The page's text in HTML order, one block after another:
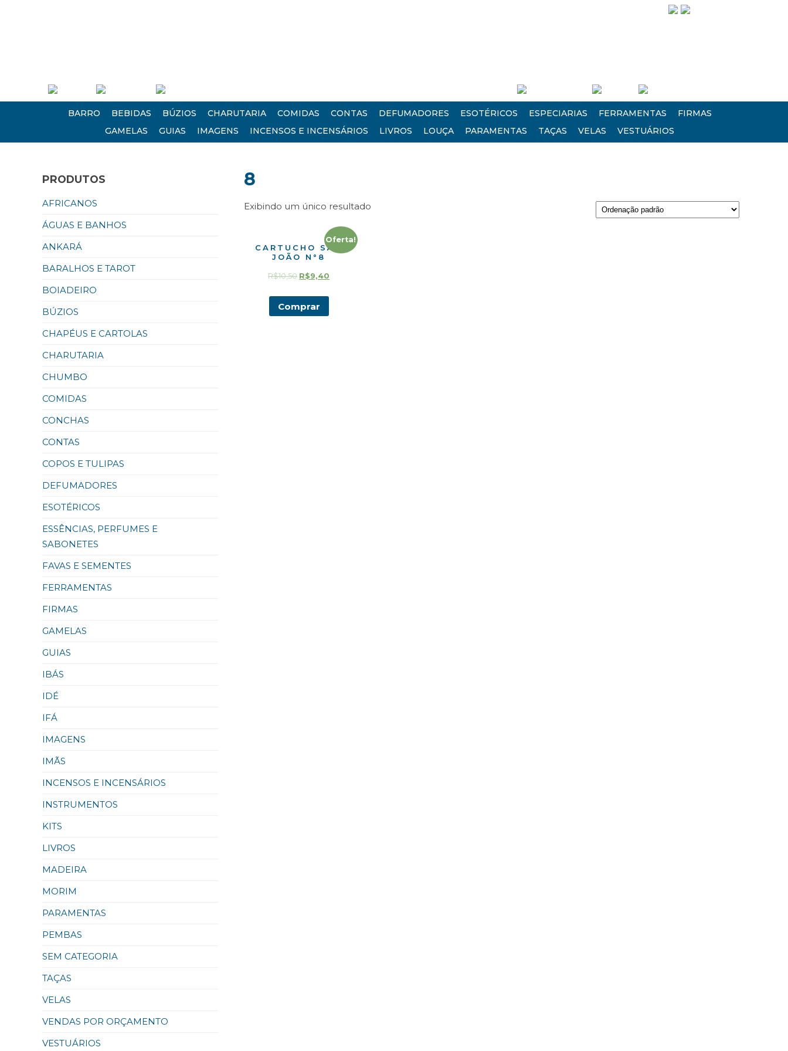
BARRO BEBIDAS BÚZIOS CHARUTARIA COMIDAS CONTAS DEFUMADORES ESOTÉRICOS ESPECIARIAS FERRAMENTAS
FIRMAS
GAMELAS
GUIAS IMAGENS INCENSOS E INCENSÁRIOS LIVROS LOUÇA PARAMENTAS TAÇAS VELAS VESTUÁRIOS
PRODUTOS
AFRICANOS
ÁGUAS E BANHOS
ANKARÁ
BARALHOS E TAROT
BOIADEIRO
BÚZIOS
CHAPÉUS E CARTOLAS
CHARUTARIA
CHUMBO
COMIDAS
CONCHAS
CONTAS
COPOS E TULIPAS
DEFUMADORES
ESOTÉRICOS
ESSÊNCIAS, PERFUMES E
SABONETES
FAVAS E SEMENTES
FERRAMENTAS
FIRMAS
GAMELAS
GUIAS
IBÁS
IDÉ
IFÁ
IMAGENS
IMÃS
INCENSOS E INCENSÁRIOS
INSTRUMENTOS
KITS
LIVROS
MADEIRA
MORIM
PARAMENTAS
PEMBAS
SEM CATEGORIA
TAÇAS
VELAS
VENDAS POR ORÇAMENTO
VESTUÁRIOS
8
Exibindo um único resultado
Oferta!
CARTUCHO SÃO
JOÃO N°8
R$10,50 R$9,40
Comprar